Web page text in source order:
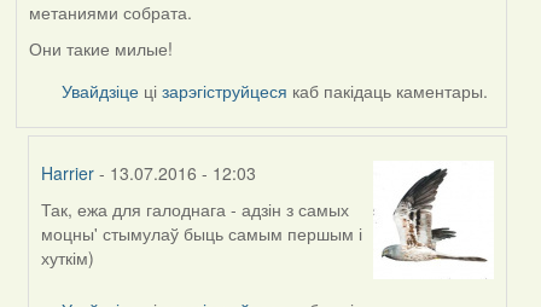
метаниями собрата.
Они такие милые!
Увайдзіце цізарэгіструйцеся каб пакідаць каментары.
Harrier - 13.07.2016 - 12:03
In
reply
to
Так, ежа для галоднага - адзін з самых
моцны' стымулаў быць самым першым і
хуткім)